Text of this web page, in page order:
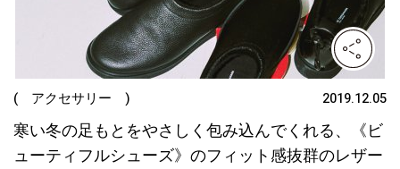
( アクセサリー ) 2019.12.05
寒い冬の足もとをやさしく包み込んでくれる、《ビ
ューティフルシューズ》のフィット感抜群のレザー